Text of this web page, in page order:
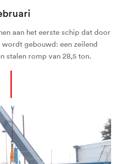
aan het eerste schip dat door
wordt gebouwd: een zeilend
stalen romp van 28,5 ton.